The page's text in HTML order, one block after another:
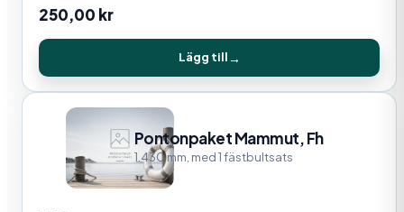
250,00 kr
Lägg till
Pontonpaket Mammut, Fh
1.430 mm, med 1 fästbultsats